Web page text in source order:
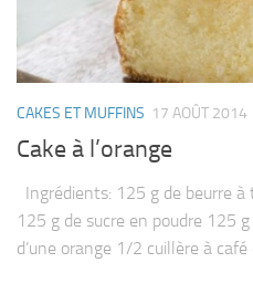
CAKES ET MUFFINS 17 AOÛT 2014
Cake à l’orange
Ingrédients: 125 g de beurre
125 g de sucre en poudre 125
d’une orange 1/2 cuillère à café